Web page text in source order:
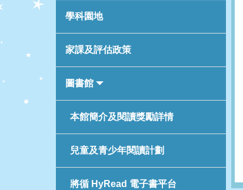
學科園地
家課及評估政策
圖書館
本館簡介及閱讀獎勵詳情
兒童及青少年閱讀計劃
將循 HyRead 電子書平台